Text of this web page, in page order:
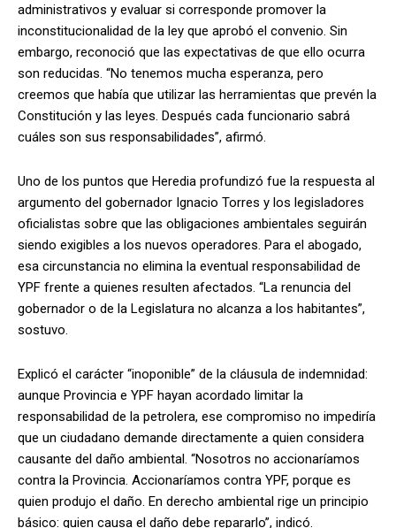
administrativos y evaluar si corresponde promover la
inconstitucionalidad de la ley que aprobó el convenio. Sin
embargo, reconoció que las expectativas de que ello ocurra
son reducidas. “No tenemos mucha esperanza, pero
creemos que había que utilizar las herramientas que prevén la
Constitución y las leyes. Después cada funcionario sabrá
cuáles son sus responsabilidades”, afirmó.
Uno de los puntos que Heredia profundizó fue la respuesta al
argumento del gobernador Ignacio Torres y los legisladores
oficialistas sobre que las obligaciones ambientales seguirán
siendo exigibles a los nuevos operadores. Para el abogado,
esa circunstancia no elimina la eventual responsabilidad de
YPF frente a quienes resulten afectados. “La renuncia del
gobernador o de la Legislatura no alcanza a los habitantes”,
sostuvo.
Explicó el carácter “inoponible” de la cláusula de indemnidad:
aunque Provincia e YPF hayan acordado limitar la
responsabilidad de la petrolera, ese compromiso no impediría
que un ciudadano demande directamente a quien considera
causante del daño ambiental. “Nosotros no accionaríamos
contra la Provincia. Accionaríamos contra YPF, porque es
quien produjo el daño. En derecho ambiental rige un principio
básico: quien causa el daño debe repararlo”, indicó.